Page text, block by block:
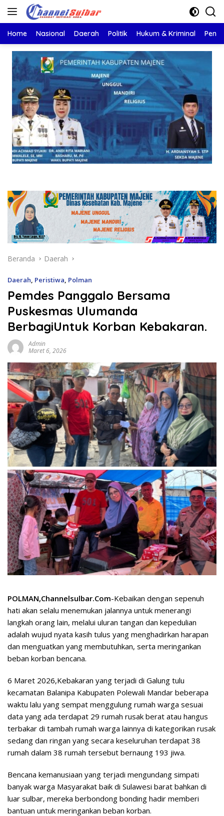
Langsung
Home Nasional Daerah Politik Hukum & Kriminal
Beranda Daerah
Daerah Peristiwa Polman
Pemdes Panggalo Bersama
Puskesmas Ulumanda
BerbagiUntuk Korban Kebakaran.
Admin
Maret 6, 2026
POLMAN,Channelsulbar.Com-Kebaikan dengan sepenuh
hati akan selalu menemukan jalannya untuk menerangi
langkah orang lain, melalui uluran tangan dan kepedulian
adalah wujud nyata kasih tulus yang menghadirkan harapan
dan menguatkan yang membutuhkan, serta meringankan
beban korban bencana.
6 Maret 2026,Kebakaran yang terjadi di Galung tulu
kecamatan Balanipa Kabupaten Polewali Mandar beberapa
waktu lalu yang sempat menggulung rumah warga sesuai
data yang ada terdapat 29 rumah rusak berat atau hangus
terbakar di tambah rumah warga lainnya di kategorikan rusak
sedang dan ringan yang secara keseluruhan terdapat 38
rumah dalam 38 rumah tersebut bernaung 193 jiwa.
Bencana kemanusiaan yang terjadi mengundang simpati
banyak warga Masyarakat baik di Sulawesi barat bahkan di
luar sulbar, mereka berbondong bonding hadir memberi
bantuan untuk meringankan beban korban.